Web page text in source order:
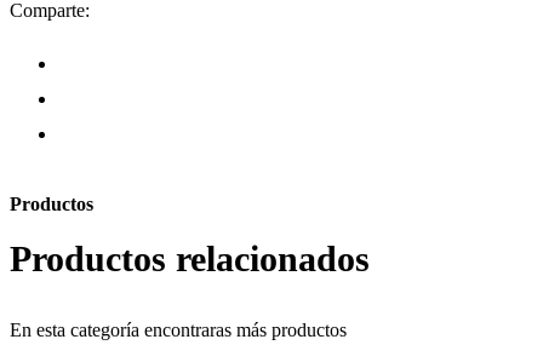
Comparte:
Productos
Productos relacionados
En esta categoría encontraras más productos